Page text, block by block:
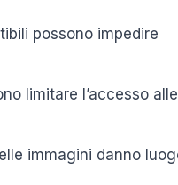
possono impedire
limitare l’accesso alle
immagini danno